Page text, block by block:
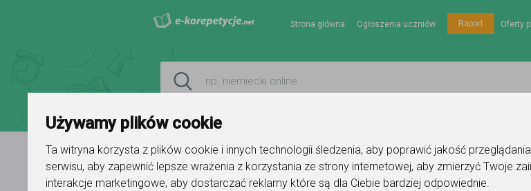
Używamy plików cookie
Ta witryna korzysta z plików cookie i innych technologii śledzenia, aby poprawić jakość
serwisu, aby zapewnić lepsze wrażenia z korzystania ze strony internetowej, aby zmierzyć Twoje
interakcje marketingowe, aby dostarczać reklamy które są dla Ciebie bardziej odpowiednie.
Strona główna Ogłoszenia uczniów Raport Oferty